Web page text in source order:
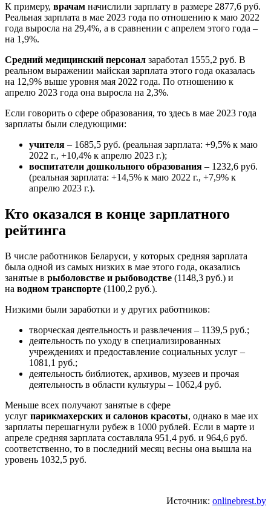
К примеру, врачам начислили зарплату в размере 2877,6 руб.
Реальная зарплата в мае 2023 года по отношению к маю 2022
года выросла на 29,4%, а в сравнении с апрелем этого года –
на 1,9%.
Средний медицинский персонал заработал 1555,2 руб. В
реальном выражении майская зарплата этого года оказалась
на 12,9% выше уровня мая 2022 года. По отношению к
апрелю 2023 года она выросла на 2,3%.
Если говорить о сфере образования, то здесь в мае 2023 года
зарплаты были следующими:
учителя – 1685,5 руб. (реальная зарплата: +9,5% к маю
2022 г., +10,4% к апрелю 2023 г.);
воспитатели дошкольного образования – 1232,6 руб.
(реальная зарплата: +14,5% к маю 2022 г., +7,9% к
апрелю 2023 г.).
Кто оказался в конце зарплатного
рейтинга
В числе работников Беларуси, у которых средняя зарплата
была одной из самых низких в мае этого года, оказались
занятые в рыболовстве и рыбоводстве (1148,3 руб.) и
на водном транспорте (1100,2 руб.).
Низкими были заработки и у других работников:
творческая деятельность и развлечения – 1139,5 руб.;
деятельность по уходу в специализированных
учреждениях и предоставление социальных услуг –
1081,1 руб.;
деятельность библиотек, архивов, музеев и прочая
деятельность в области культуры – 1062,4 руб.
Меньше всех получают занятые в сфере
услуг парикмахерских и салонов красоты, однако в мае их
зарплаты перешагнули рубеж в 1000 рублей. Если в марте и
апреле средняя зарплата составляла 951,4 руб. и 964,6 руб.
соответственно, то в последний месяц весны она вышла на
уровень 1032,5 руб.
Источник: onlinebrest.by